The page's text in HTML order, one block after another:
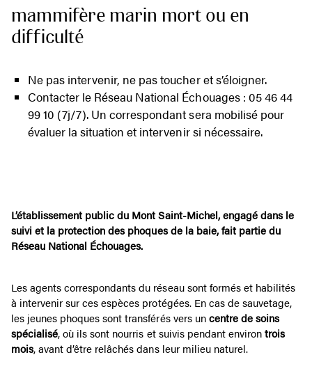
mammifère marin mort ou en
difficulté
Ne pas intervenir, ne pas toucher et s’éloigner.
Contacter le Réseau National Échouages : 05 46 44
99 10 (7j/7). Un correspondant sera mobilisé pour
évaluer la situation et intervenir si nécessaire.
L’établissement public du Mont Saint-Michel, engagé dans le
suivi et la protection des phoques de la baie, fait partie du
Réseau National Échouages.
Les agents correspondants du réseau sont formés et habilités
à intervenir sur ces espèces protégées. En cas de sauvetage,
les jeunes phoques sont transférés vers uncentre de soins
spécialisé, où ils sont nourris et suivis pendant environtrois
mois, avant d’être relâchés dans leur milieu naturel.